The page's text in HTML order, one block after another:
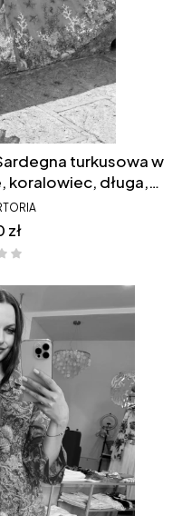
turkusowa w
koralowiec, długa,
FC083
zł